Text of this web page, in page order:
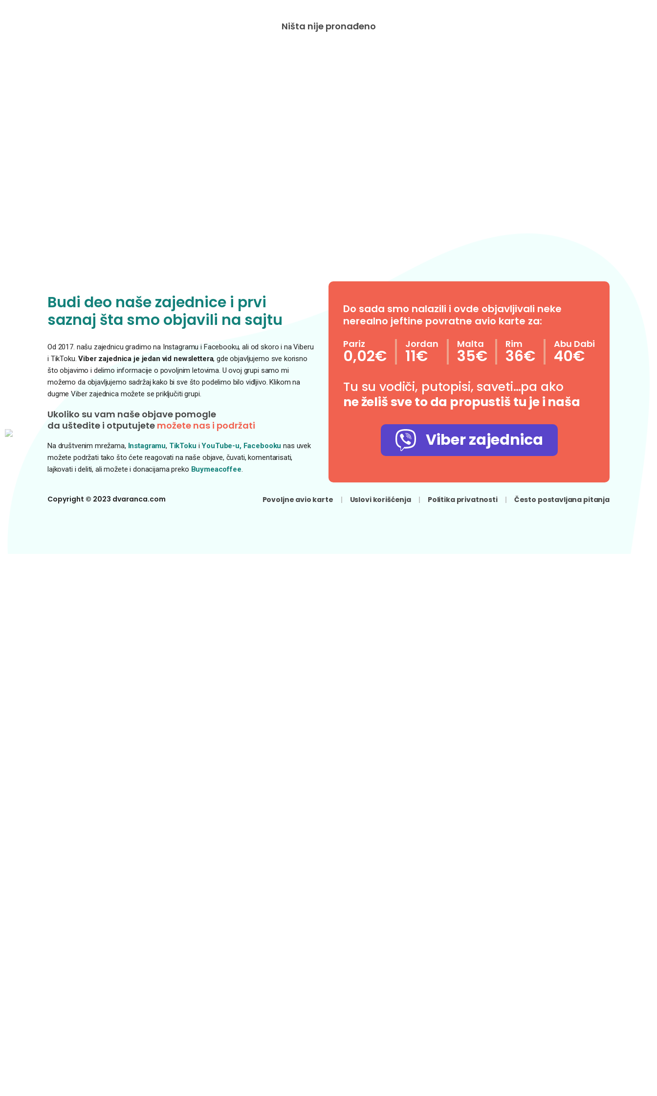
Ništa nije pronađeno
Budi deo naše zajednice i prvi
saznaj šta smo objavili na sajtu
Od 2017. našu zajednicu gradimo na Instagramu i Facebooku, ali od skoro i na Viberu
i TikToku.Viber zajednica je jedan vid newslettera, gde objavljujemo sve korisno
što objavimo i delimo informacije o povoljnim letovima. U ovoj grupi samo mi
možemo da objavljujemo sadržaj kako bi sve što podelimo bilo vidljivo. Klikom na
dugme Viber zajednica možete se priključiti grupi.
Ukoliko su vam naše objave pomogle
da uštedite i otputujete možete nas i podržati
Na društvenim mrežama, Instagramu, TikToku iYouTube-u, Facebookunas uvek
možete podržati tako što ćete reagovati na naše objave, čuvati, komentarisati,
lajkovati i deliti, ali možete i donacijama preko Buymeacoffee.
Do sada smo nalazili i ovde objavljivali neke
nerealno jeftine povratne avio karte za:
Pariz
0,02€
Jordan
11€
Malta
35€
Rim
36€
Abu Dabi
40€
Tu su vodiči, putopisi, saveti…pa ako
ne želiš sve to da propustiš tu je i naša
Viber zajednica
Copyright © 2023 dvaranca.com Povoljne avio karte Uslovi korišćenja Politika privatnosti Često postavljana pitanja